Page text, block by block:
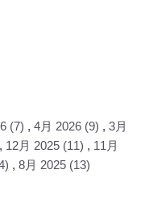
(7) 4月 2026 (9)
3月
12月 2025 (11)
11月
8月 2025 (13)